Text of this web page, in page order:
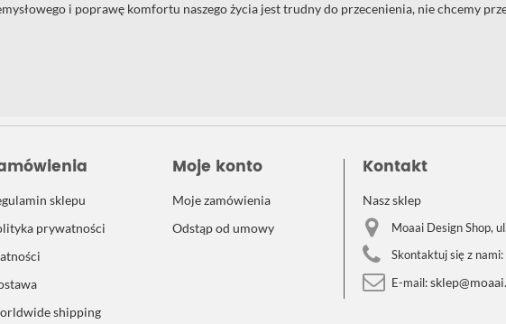
i poprawę komfortu naszego życia jest trudny do przecenienia, nie chcemy
sklepu
prywatności
shipping
Moje konto
Moje zamówienia
Odstąp od umowy
Kontakt
Nasz sklep
Moaai Design Shop,
Skontaktuj się z nami:
E-mail: